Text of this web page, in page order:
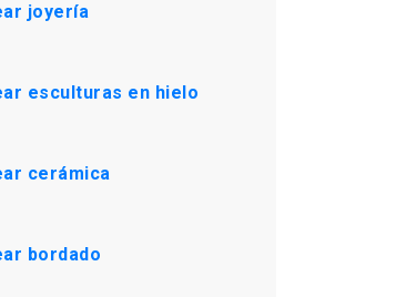
joyería
esculturas en hielo
cerámica
bordado